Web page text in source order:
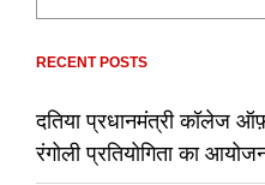
RECENT POSTS
दतिया प्रधानमंत्री कॉलेज
रंगोली प्रतियोगिता का